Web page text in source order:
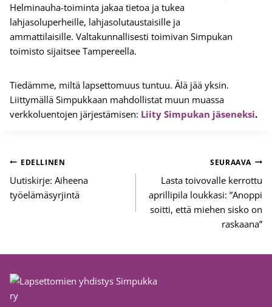
Helminauha-toiminta jakaa tietoa ja tukea
lahjasoluperheille, lahjasolutaustaisille ja
ammattilaisille. Valtakunnallisesti toimivan Simpukan
toimisto sijaitsee Tampereella.
Tiedämme, miltä lapsettomuus tuntuu. Älä jää yksin.
Liittymällä Simpukkaan mahdollistat muun muassa
verkkoluentojen järjestämisen: Liity Simpukan jäseneksi.
Artikkelien
selaus
EDELLINEN
Uutiskirje: Aiheena
työelämäsyrjintä
SEURAAVA
Lasta toivovalle kerrottu
aprillipila loukkasi: ”Anoppi
soitti, että miehen sisko on
raskaana”